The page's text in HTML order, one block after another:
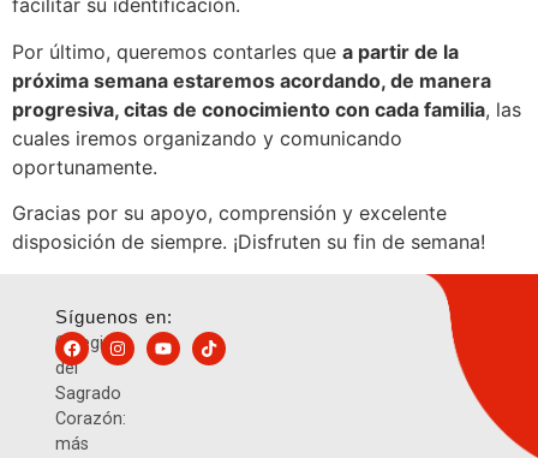
facilitar su identificación.
Por último, queremos contarles que a partir de la
próxima semana estaremos acordando, de manera
progresiva, citas de conocimiento con cada familia, las
cuales iremos organizando y comunicando
oportunamente.
Gracias por su apoyo, comprensión y excelente
disposición de siempre. ¡Disfruten su fin de semana!
Colegio
del
Sagrado
Corazón:
más
Síguenos en: